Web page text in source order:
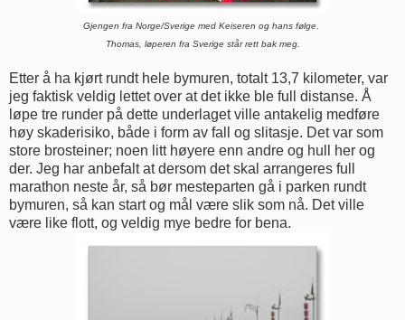
Gjengen fra Norge/Sverige med Keiseren og hans følge.
Thomas, løperen fra Sverige står rett bak meg.
Etter å ha kjørt rundt hele bymuren, totalt 13,7 kilometer, var
jeg faktisk veldig lettet over at det ikke ble full distanse. Å
løpe tre runder på dette underlaget ville antakelig medføre
høy skaderisiko, både i form av fall og slitasje. Det var som
store brosteiner; noen litt høyere enn andre og hull her og
der. Jeg har anbefalt at dersom det skal arrangeres full
marathon neste år, så bør mesteparten gå i parken rundt
bymuren, så kan start og mål være slik som nå. Det ville
være like flott, og veldig mye bedre for bena.